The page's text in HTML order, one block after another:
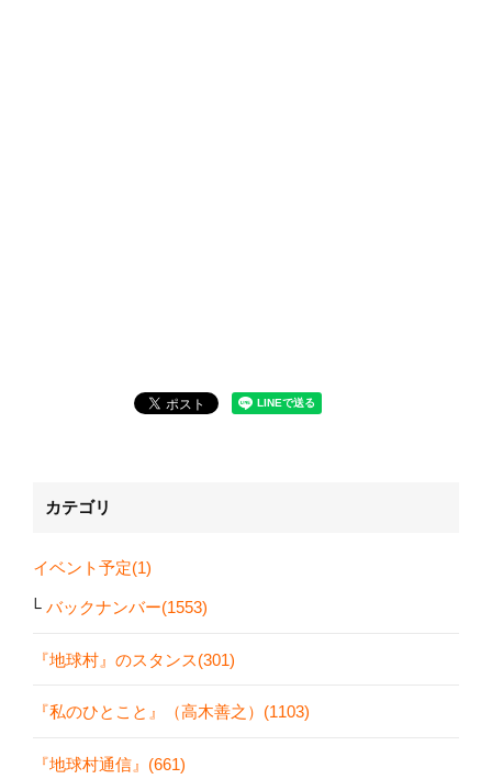
カテゴリ
イベント予定(1)
バックナンバー(1553)
『地球村』のスタンス(301)
『私のひとこと』（高木善之）(1103)
『地球村通信』(661)